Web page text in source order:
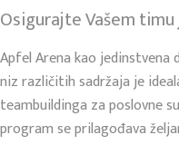
Osigurajte Vašem
Apfel Arena kao
niz različitih sadržaja je
teambuildinga za poslovne
program se prilagođava